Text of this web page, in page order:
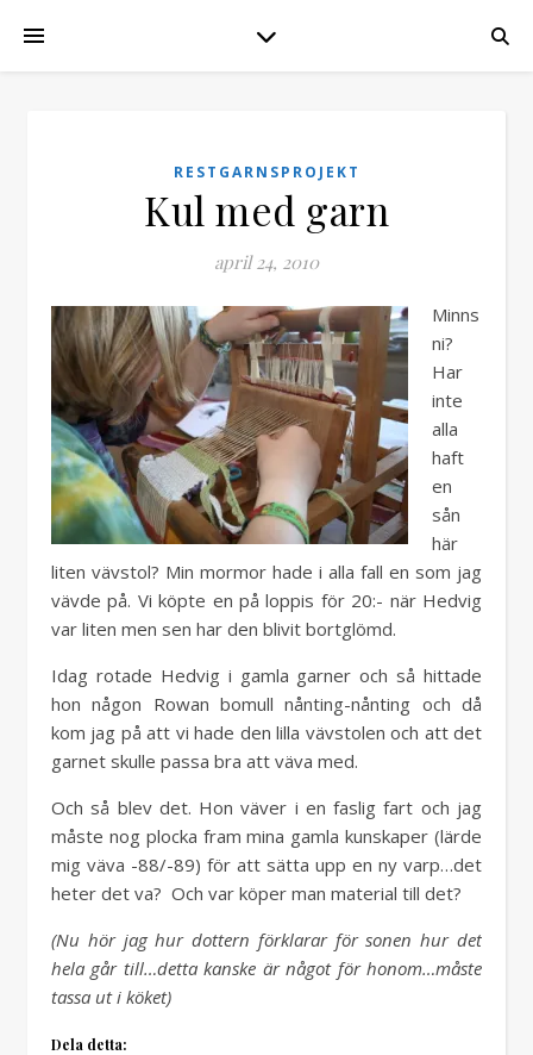
RESTGARNSPROJEKT
Kul med garn
april 24, 2010
Minns
ni?
Har
inte
alla
haft
en
sån
här
liten vävstol? Min mormor hade i alla fall en som jag
vävde på. Vi köpte en på loppis för 20:- när Hedvig
var liten men sen har den blivit bortglömd.
Idag rotade Hedvig i gamla garner och så hittade
hon någon Rowan bomull nånting-nånting och då
kom jag på att vi hade den lilla vävstolen och att det
garnet skulle passa bra att väva med.
Och så blev det. Hon väver i en faslig fart och jag
måste nog plocka fram mina gamla kunskaper (lärde
mig väva -88/-89) för att sätta upp en ny varp…det
heter det va? Och var köper man material till det?
(Nu hör jag hur dottern förklarar för sonen hur det
hela går till…detta kanske är något för honom…måste
tassa ut i köket)
Dela detta: